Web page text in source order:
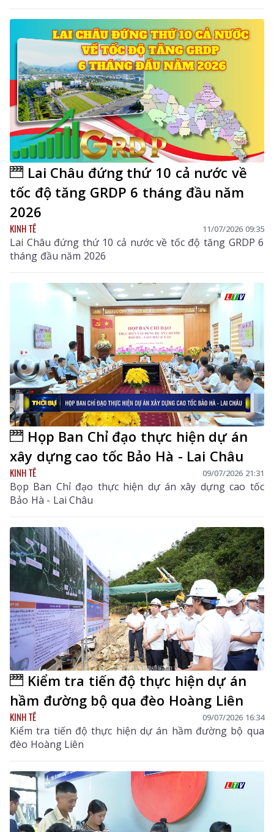
Lai Châu đứng thứ 10 cả nước về
tốc độ tăng GRDP 6 tháng đầu năm
2026
KINH TẾ 11/07/2026 09:35
Lai Châu đứng thứ 10 cả nước về tốc độ tăng GRDP 6
tháng đầu năm 2026
Họp Ban Chỉ đạo thực hiện dự án
xây dựng cao tốc Bảo Hà - Lai Châu
KINH TẾ 09/07/2026 21:31
Bọp Ban Chỉ đạo thực hiện dự án xây dựng cao tốc
Bảo Hà - Lai Châu
Kiểm tra tiến độ thực hiện dự án
hầm đường bộ qua đèo Hoàng Liên
KINH TẾ 09/07/2026 16:34
Kiểm tra tiến độ thực hiện dự án hầm đường bộ qua
đèo Hoàng Liên